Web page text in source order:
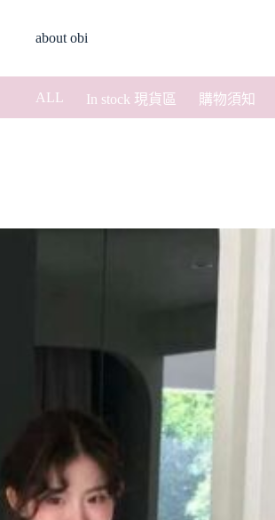
about obi
ALL In stock 現貨區 購物須知